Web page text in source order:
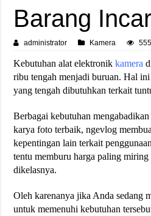
Barang
administrator Kamera
Kebutuhan alat elektronikkamera
ribu tengah menjadi buruan. Hal ini
yang tengah dibutuhkan terkait
Berbagai kebutuhan
karya foto terbaik, ngevlog
kepentingan lain terkait
tentu memburu harga paling
dikelasnya.
Oleh karenanya jika Anda sedang
untuk memenuhi kebutuhan